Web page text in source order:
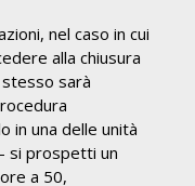
nel caso in cui
alla chiusura
sarà
in una delle unità
si prospetti un
a 50,